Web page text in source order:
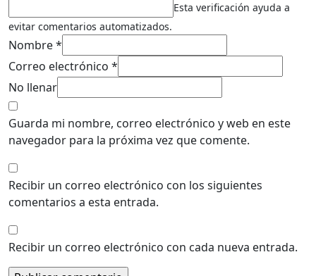
Esta verificación ayuda a
evitar comentarios automatizados.
Nombre *
Correo electrónico *
No llenar
Guarda mi nombre, correo electrónico y web en este
navegador para la próxima vez que comente.
Recibir un correo electrónico con los siguientes
comentarios a esta entrada.
Recibir un correo electrónico con cada nueva entrada.